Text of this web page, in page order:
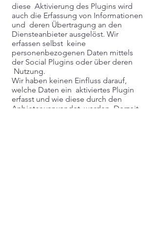
diese Aktivierung des Plugins wird
auch die Erfassung von Informationen
und deren Übertragung an den
Diensteanbieter ausgelöst. Wir
erfassen selbst keine
personenbezogenen Daten mittels
der Social Plugins oder über deren
Nutzung.
Wir haben keinen Einfluss darauf,
welche Daten ein aktiviertes Plugin
erfasst und wie diese durch den
Anbieter verwendet werden. Derzeit